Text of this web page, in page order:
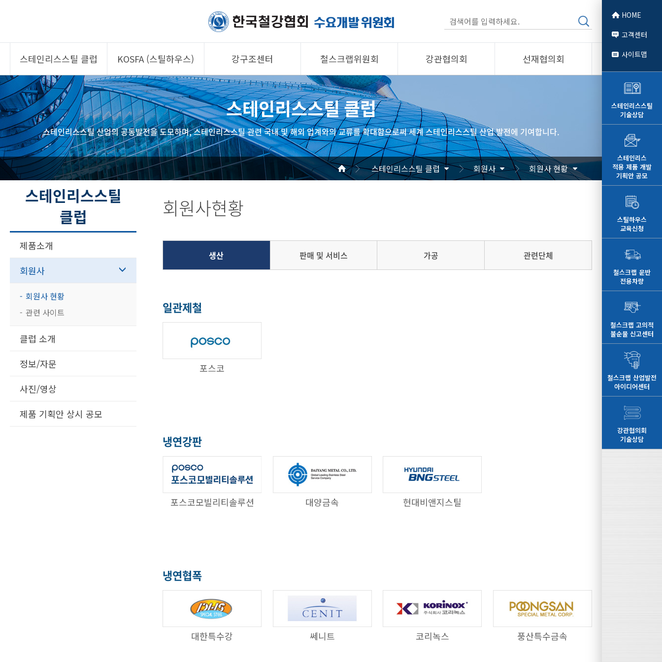
스테인리스스틸 클럽
제품소개
회원사
클럽 소개
정보/자문
사진/영상
제품 기획안 상시
공모
KOSFA (스틸하우스)
제품소개
회원사
KOSFA
알림/자료
사진/영상
강구조센터
제품소개
회원사
강구조센터
알림/자료
사진/영상
철스크랩위원회
제품소개
회원사
철스크랩위원회
알림/자료
사진/영상
강관협의회
회원사
협의회 소개
공지/자료
기술자문
사진/영상
선재협의회
알림/자료
사진/영상
스테인리스스틸 클럽
스테인리스스틸 산업의 공동발전을 도모하며, 스테인리스스틸 관련 국내 및 해외 업계와의 교류를 확대함으로써 세계 스테인리스스틸 산업 발전에 기여합니다.
스테인리스스틸 클럽 회원사 회원사 현황
스테인리스스틸
클럽
제품소개
회원사
회원사 현황
관련 사이트
클럽 소개
정보/자문
사진/영상
제품 기획안 상시 공모
회원사현황
생산 판매 및 서비스 가공 관련단체
일관제철
포스코
냉연강판
포스코모빌리티솔루션 대양금속 현대비앤지스틸
냉연협폭
대한특수강 쎄니트 코리녹스 풍산특수금속
HOME
고객센터
사이트맵
스테인리스스틸
기술상담
스테인리스
적용 제품 개발
기획안 공모
스틸하우스
교육신청
철스크랩 운반
전용차량
철스크랩 고의적
불순물 신고센터
철스크랩 산업발전
아이디어센터
강관협의회
기술상담